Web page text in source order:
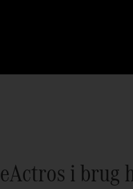
eActros i brug